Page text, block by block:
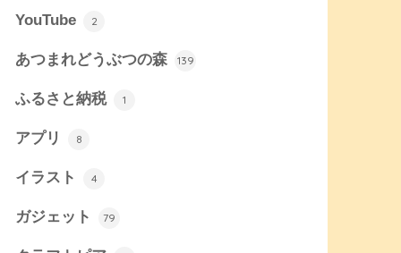
YouTube 2
あつまれどうぶつの森 139
ふるさと納税 1
アプリ 8
イラスト 4
ガジェット 79